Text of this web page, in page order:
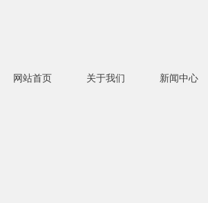
网站首页 关于我们 新闻中心